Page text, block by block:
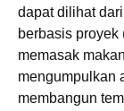
dapat dilihat
berbasis proyek
memasak
mengumpulkan
membangun